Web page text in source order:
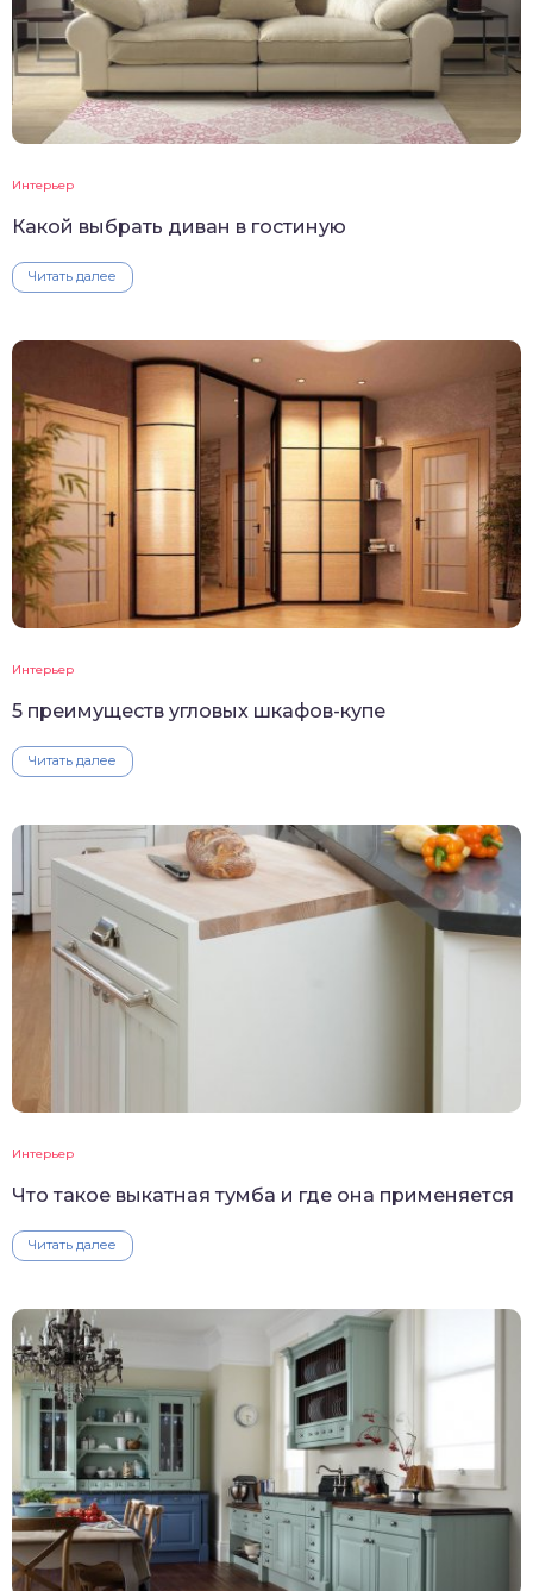
Интерьер
Какой выбрать диван в гостиную
Читать далее
Интерьер
5 преимуществ угловых шкафов-купе
Читать далее
Интерьер
Что такое выкатная тумба и где она применяется
Читать далее